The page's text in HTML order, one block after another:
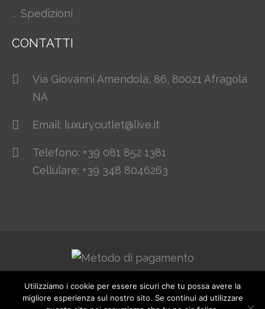
Spedizioni
CONTATTI
Via Giovanni Amendola, 86, 80021 Afragola
NA
Email: luxuryoutlet@live.it
Telefono: +39 081 852 1381
Cellulare: +39 348 8046263
© 2021. All Rights Reserved. Designed by
Utilizziamo i cookie per essere sicuri che tu possa avere la
migliore esperienza sul nostro sito. Se continui ad utilizzare